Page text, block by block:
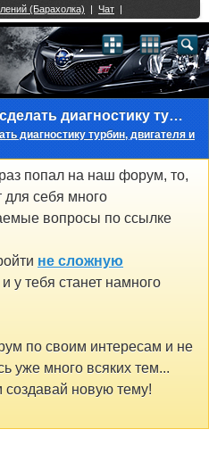
Подскажите где лучше сделать диагностику турбин, двигателя и подвески Субару при покупке
диагностику турбин, двигателя и
попал на наш форум, то,
для себя много
вопросы по ссылке
не сложную
и у тебя станет намного
по своим интересам и не
уже много всяких тем...
создавай новую тему!
byvBSSO
16 17 18 21 22 23 24 25 26
35 36 37 38 39 40 41 42 43